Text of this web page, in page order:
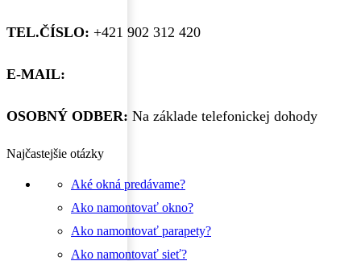
TEL.ČÍSLO: +421 902 312 420
E-MAIL:
OSOBNÝ ODBER: Na základe telefonickej dohody
Najčastejšie otázky
Aké okná predávame?
Ako namontovať okno?
Ako namontovať parapety?
Ako namontovať sieť?